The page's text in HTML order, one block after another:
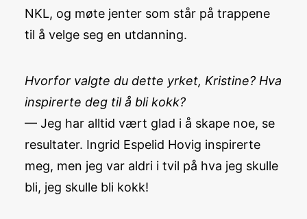
NKL, og møte jenter som står på trappene
til å velge seg en utdanning.
Hvorfor valgte du dette yrket, Kristine? Hva
inspirerte deg til å bli kokk?
— Jeg har alltid vært glad i å skape noe, se
resultater. Ingrid Espelid Hovig inspirerte
meg, men jeg var aldri i tvil på hva jeg skulle
bli, jeg skulle bli kokk!